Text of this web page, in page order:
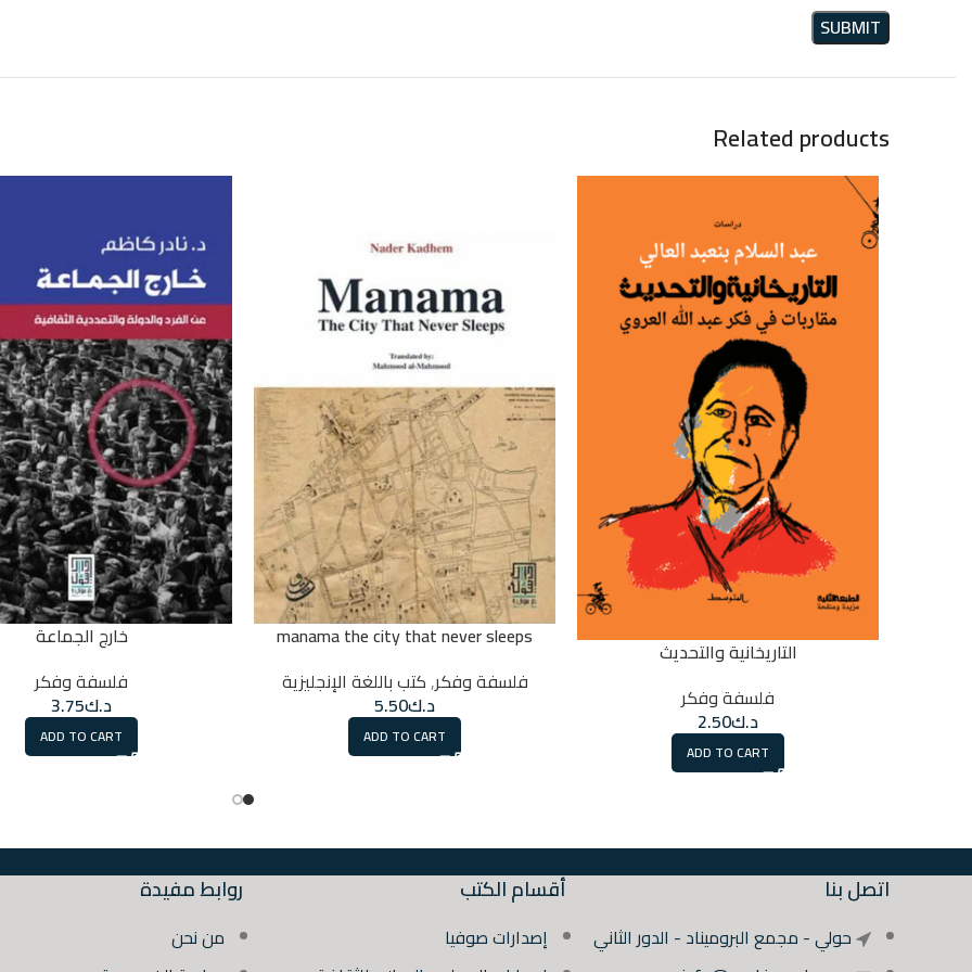
Related products
التاريخانية والتحديث
فلسفة وفكر
د.ك2.50
ADD TO CART
manama the city that never sleeps
فلسفة وفكر,كتب باللغة الإنجليزية
د.ك5.50
ADD TO CART
خارج الجماعة
فلسفة وفكر
د.ك3.75
ADD TO CART
اتصل بنا
حولي - مجمع البروميناد - الدور الثاني
أقسام الكتب
إصدارات صوفيا
روابط مفيدة
من نحن